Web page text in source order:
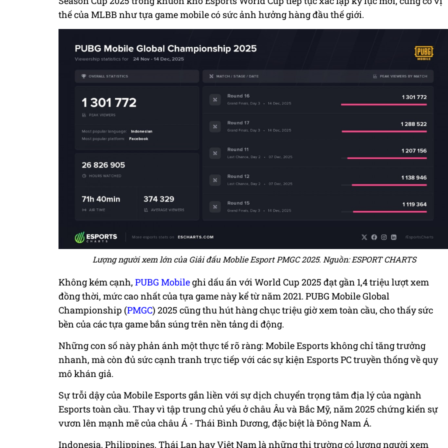
thế của MLBB như tựa game mobile có sức ảnh hưởng hàng đầu thế giới.
Lượng người xem lớn của Giải đấu Moblie Esport PMGC 2025. Nguồn: ESPORT CHARTS
Không kém cạnh, PUBG Mobileghi dấu ấn với World Cup 2025 đạt gần 1,4 triệu lượt xem
đồng thời, mức cao nhất của tựa game này kể từ năm 2021. PUBG Mobile Global
Championship (PMGC) 2025 cũng thu hút hàng chục triệu giờ xem toàn cầu, cho thấy sức
bền của các tựa game bắn súng trên nền tảng di động.
Những con số này phản ánh một thực tế rõ ràng: Mobile Esports không chỉ tăng trưởng
nhanh, mà còn đủ sức cạnh tranh trực tiếp với các sự kiện Esports PC truyền thống về quy
mô khán giả.
Sự trỗi dậy của Mobile Esports gắn liền với sự dịch chuyển trọng tâm địa lý của ngành
Esports toàn cầu. Thay vì tập trung chủ yếu ở châu Âu và Bắc Mỹ, năm 2025 chứng kiến sự
vươn lên mạnh mẽ của châu Á - Thái Bình Dương, đặc biệt là Đông Nam Á.
Indonesia, Philippines, Thái Lan hay Việt Nam là những thị trường có lượng người xem